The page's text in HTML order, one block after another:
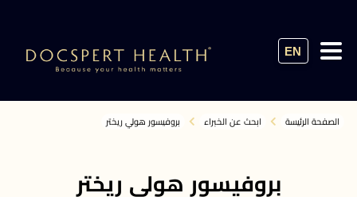
EN
الصفحة الرئيسة ابحث عن الخبراء بروفيسور هولي ريختر
بروفيسور هولي ريختر